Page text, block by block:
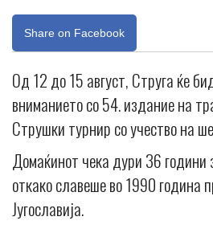
Share on Facebook
Од 12 до 15 август, Струга ќе
вниманието со 54. издание на
Струшки турнир со учество на
Домаќинот чека дури 36 години
откако славеше во 1990 година
Југославија.